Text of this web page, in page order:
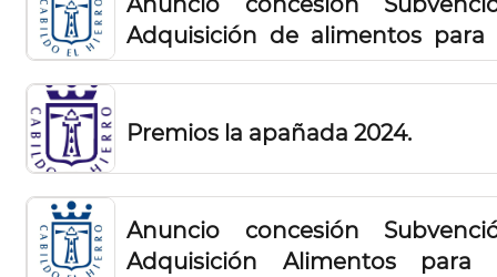
equipamiento
embarcaciones de
profesionales 2024
Adquisición de alimentos para
ganado 2023(2º resolución)
Premios la apañada 2024.
Anuncio concesión
Adquisición Alimentos para